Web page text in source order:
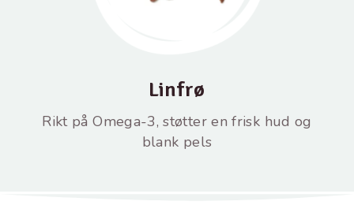
Linfrø
Rikt på Omega-3, støtter en frisk hud og
blank pels